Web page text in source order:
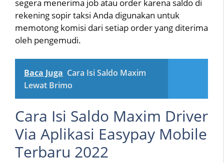
segera menerima job atau order karena saldo di
rekening sopir taksi Anda digunakan untuk
memotong komisi dari setiap order yang diterima
oleh pengemudi.
Baca Juga Cara Isi Saldo Maxim
Lewat Brimo
Cara Isi Saldo Maxim Driver
Via Aplikasi Easypay Mobile
Terbaru 2022